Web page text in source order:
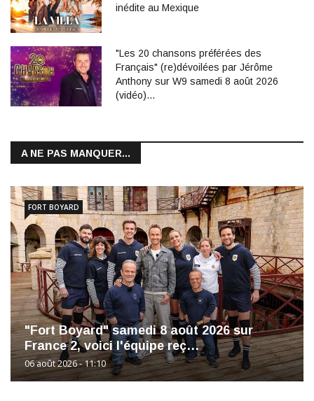
inédite au Mexique
"Les 20 chansons préférées des
Français" (re)dévoilées par Jérôme
Anthony sur W9 samedi 8 août 2026
(vidéo)…
A NE PAS MANQUER...
"Fort Boyard" samedi 8 août 2026 sur
France 2, voici l'équipe reç…
06 août 2026 - 11:10
FORT BOYARD